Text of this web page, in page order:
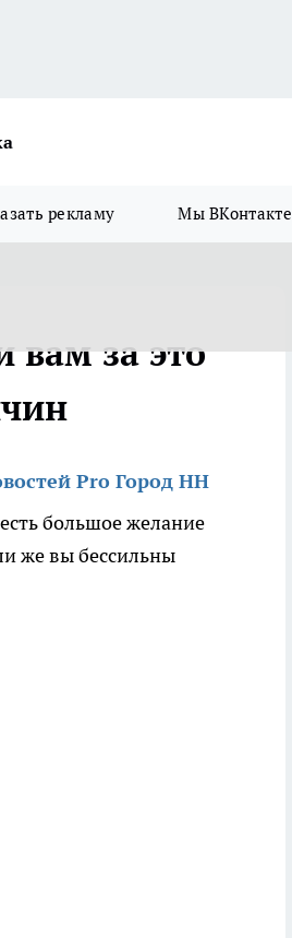
рекламу Мы ВКонтакте
вам за это
Pro Город НН
большое желание
же вы бессильны